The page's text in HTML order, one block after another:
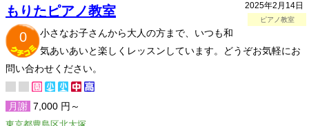
2025年2月14日
ピアノ教室
もりたピアノ教室
0
小さなお子さんから大人の方まで、いつも和
気あいあいと楽しくレッスンしています。どうぞお気軽にお
問い合わせください。
月謝 7,000 円～